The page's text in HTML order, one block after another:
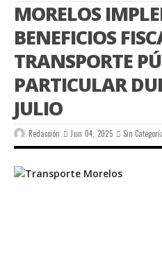
MORELOS
BENEFICIOS
TRANSPORTE
PARTICULAR
JULIO
Redacción Jun 04, 2025 Sin